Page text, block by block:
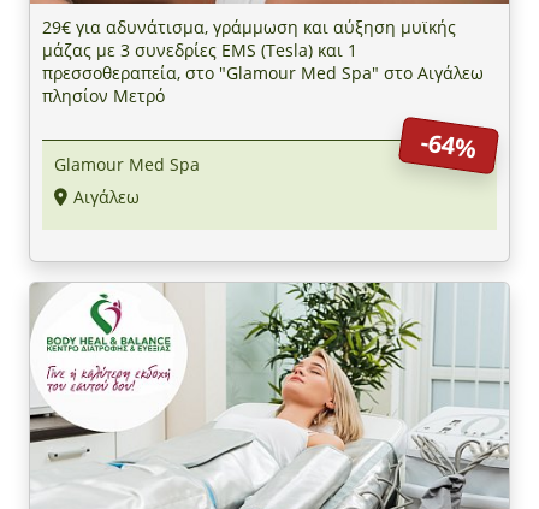
29€ για αδυνάτισμα, γράμμωση και αύξηση μυϊκής
μάζας με 3 συνεδρίες EMS (Tesla) και 1
πρεσσοθεραπεία, στο "Glamour Med Spa" στο Αιγάλεω
πλησίον Μετρό
-64%
Glamour Med Spa
Αιγάλεω